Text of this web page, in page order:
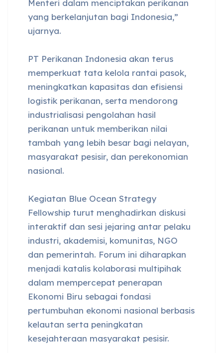
Menteri dalam menciptakan perikanan
yang berkelanjutan bagi Indonesia,”
ujarnya.
PT Perikanan Indonesia akan terus
memperkuat tata kelola rantai pasok,
meningkatkan kapasitas dan efisiensi
logistik perikanan, serta mendorong
industrialisasi pengolahan hasil
perikanan untuk memberikan nilai
tambah yang lebih besar bagi nelayan,
masyarakat pesisir, dan perekonomian
nasional.
Kegiatan Blue Ocean Strategy
Fellowship turut menghadirkan diskusi
interaktif dan sesi jejaring antar pelaku
industri, akademisi, komunitas, NGO
dan pemerintah. Forum ini diharapkan
menjadi katalis kolaborasi multipihak
dalam mempercepat penerapan
Ekonomi Biru sebagai fondasi
pertumbuhan ekonomi nasional berbasis
kelautan serta peningkatan
kesejahteraan masyarakat pesisir.